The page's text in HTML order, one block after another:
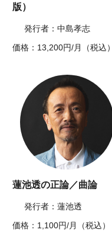
版）
発行者：中島孝志
価格：13,200円/月（税込）
蓮池透の正論／曲論
発行者：蓮池透
価格：1,100円/月（税込）